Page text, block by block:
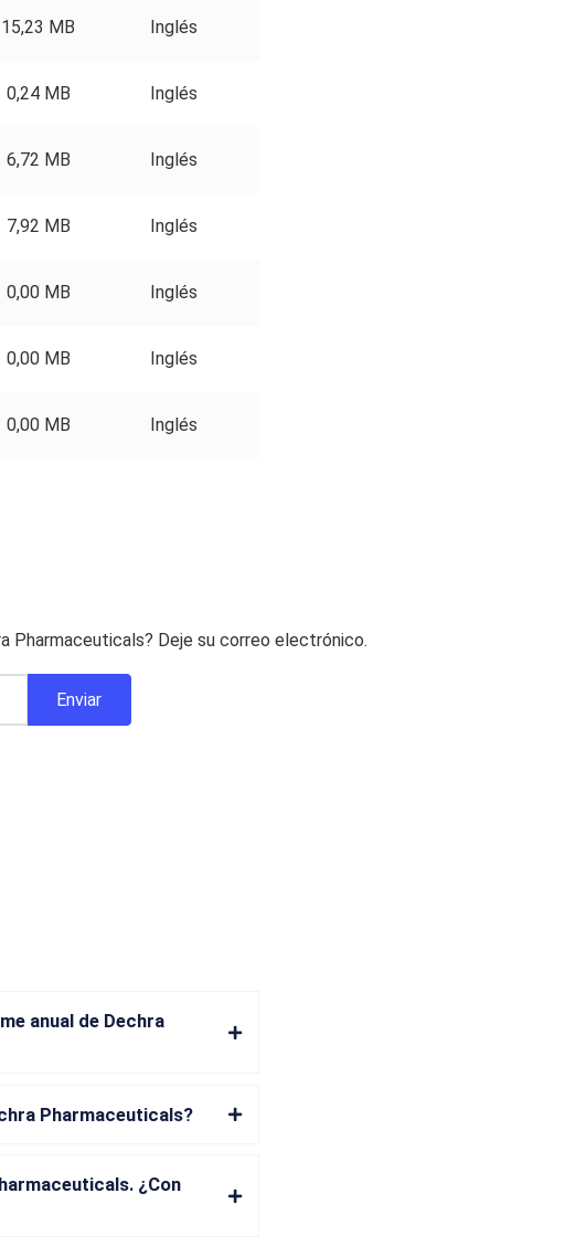
15,23 MB Inglés
0,24 MB Inglés
6,72 MB Inglés
7,92 MB Inglés
0,00 MB Inglés
0,00 MB Inglés
0,00 MB Inglés
Pharmaceuticals? Deje su correo electrónico.
anual de Dechra
Pharmaceuticals?
¿Con